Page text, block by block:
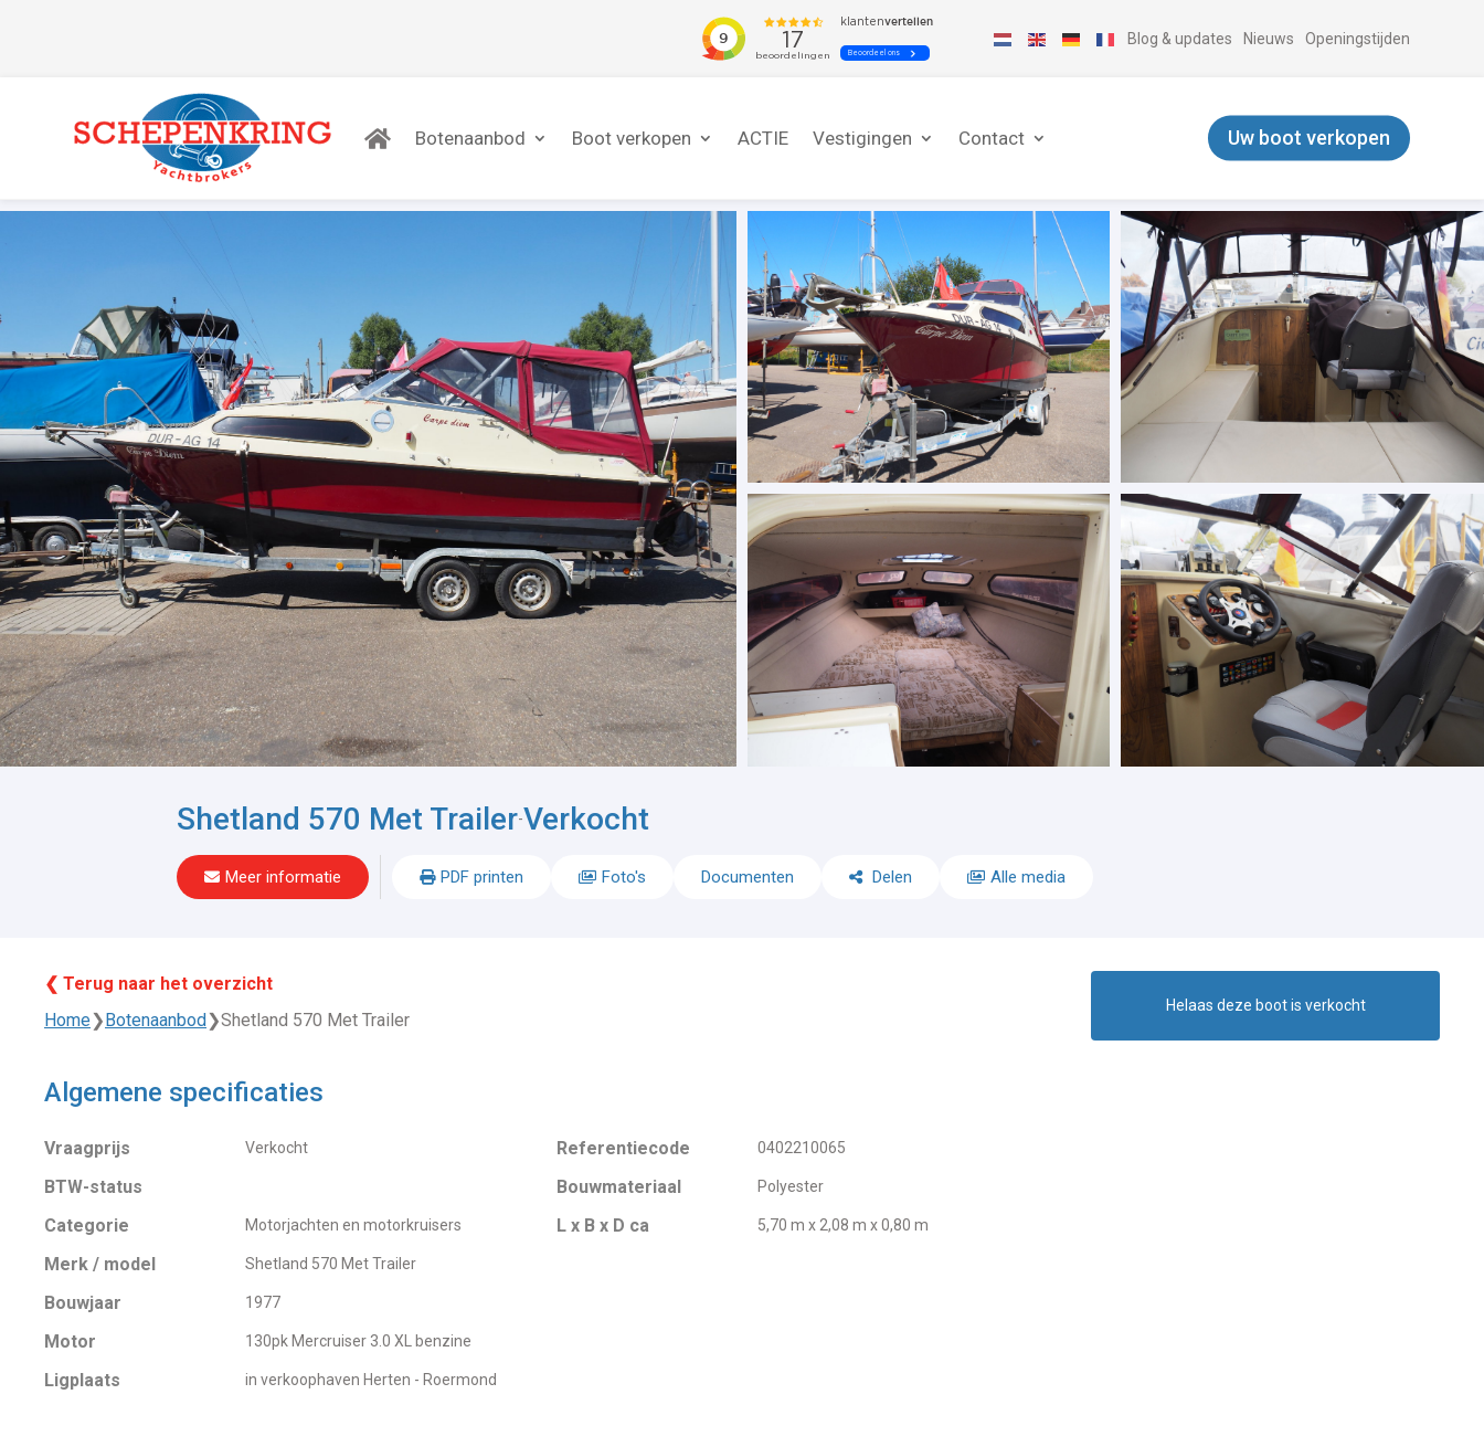
Blog & updates Nieuws Openingstijden
Botenaanbod Boot verkopen ACTIE Vestigingen Contact Uw boot verkopen
Shetland 570 Met Trailer-Verkocht
Meer informatie PDF printen Foto's Documenten Delen Alle media
❮ Terug naar het overzicht
Home❯Botenaanbod❯Shetland 570 Met Trailer
Algemene specificaties
Vraagprijs Verkocht
BTW-status
Categorie
Motorjachten en motorkruisers
Merk / model Shetland 570 Met Trailer
Bouwjaar 1977
Motor 130pk Mercruiser 3.0 XL benzine
Ligplaats in verkoophaven Herten - Roermond
Referentiecode 0402210065
Bouwmateriaal Polyester
L x B x D ca 5,70 m x 2,08 m x 0,80 m
Helaas deze boot is verkocht